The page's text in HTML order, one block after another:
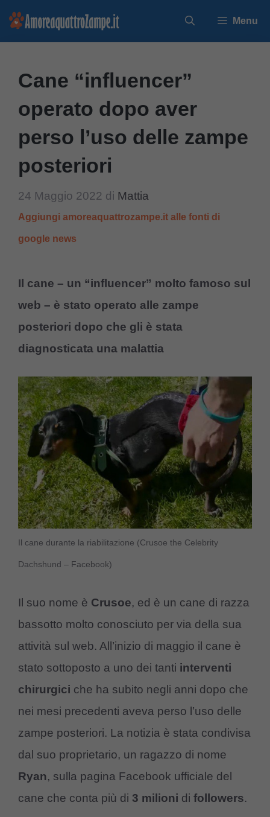
Vai
Menu
Cane “influencer”
operato dopo aver
perso l’uso delle zampe
posteriori
24 Maggio 2022 di Mattia
Aggiungi amoreaquattrozampe.it alle fonti di
google news
Il cane – un “influencer” molto famoso sul
web – è stato operato alle zampe
posteriori dopo che gli è stata
diagnosticata una malattia
Il cane durante la riabilitazione (Crusoe the Celebrity
Dachshund – Facebook)
Il suo nome è Crusoe, ed è un cane di razza
bassotto molto conosciuto per via della sua
attività sul web. All’inizio di maggio il cane è
stato sottoposto a uno dei tanti interventi
chirurgici che ha subito negli anni dopo che
nei mesi precedenti aveva perso l’uso delle
zampe posteriori. La notizia è stata condivisa
dal suo proprietario, un ragazzo di nome
Ryan, sulla pagina Facebook ufficiale del
cane che conta più di 3 milioni di followers.